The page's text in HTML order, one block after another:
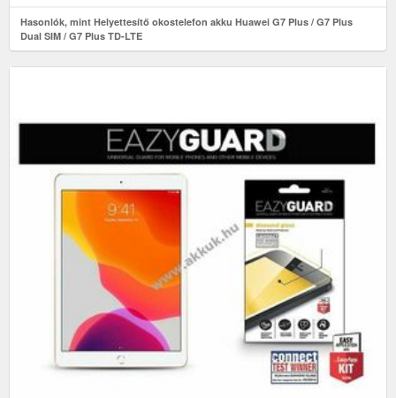
Hasonlók, mint Helyettesítő okostelefon akku Huawei G7 Plus / G7 Plus
Dual SIM / G7 Plus TD-LTE